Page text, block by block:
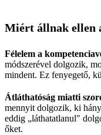
Miért állnak ellen
Félelem a
módszerével dolgozik,
mindent. Ez fenyegető,
Átláthatóság miatti
mennyit dolgozik, ki
eddig „láthatatlanul"
őket.